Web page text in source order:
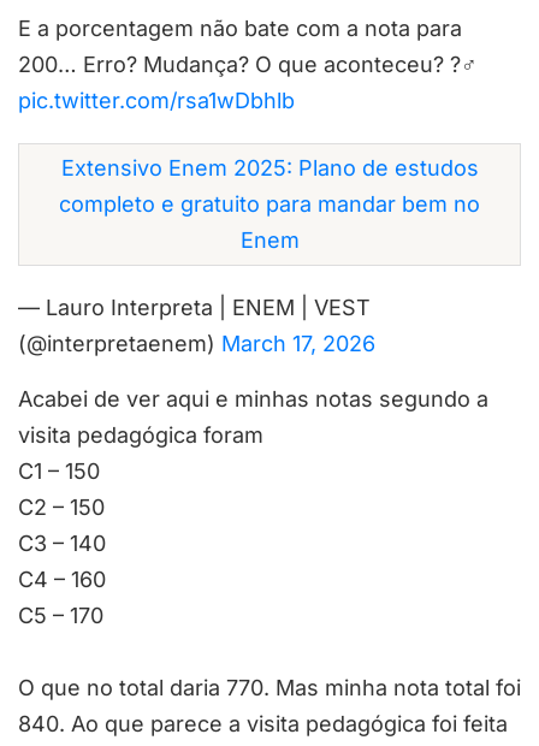
E a porcentagem não bate com a nota para
200… Erro? Mudança? O que aconteceu? ?‍♂️
pic.twitter.com/rsa1wDbhlb
Extensivo Enem 2025: Plano de estudos
completo e gratuito para mandar bem no
Enem
— Lauro Interpreta | ENEM | VEST
(@interpretaenem) March 17, 2026
Acabei de ver aqui e minhas notas segundo a
visita pedagógica foram
C1 – 150
C2 – 150
C3 – 140
C4 – 160
C5 – 170
O que no total daria 770. Mas minha nota total foi
840. Ao que parece a visita pedagógica foi feita